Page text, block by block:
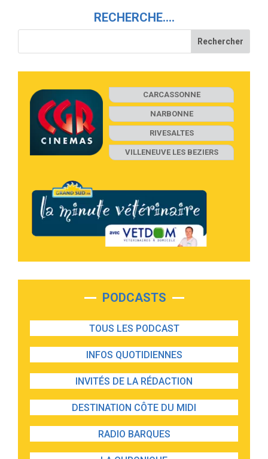
RECHERCHE….
CARCASSONNE
NARBONNE
RIVESALTES
VILLENEUVE LES BEZIERS
PODCASTS
TOUS LES PODCAST
INFOS QUOTIDIENNES
INVITÉS DE LA RÉDACTION
DESTINATION CÔTE DU MIDI
RADIO BARQUES